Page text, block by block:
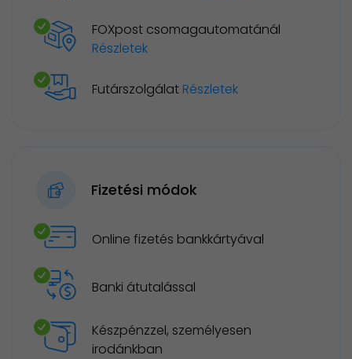
FOXpost csomagautomatánál
Részletek
Futárszolgálat Részletek
Fizetési módok
Online fizetés bankkártyával
Banki átutalással
Készpénzzel, személyesen
irodánkban